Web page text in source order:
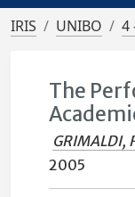
IRIS UNIBO 4
The
GRIMALDI,
2005